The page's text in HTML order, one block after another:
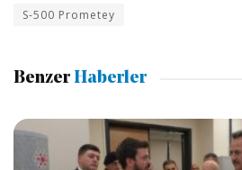
S-500 Prometey
Benzer Haberler